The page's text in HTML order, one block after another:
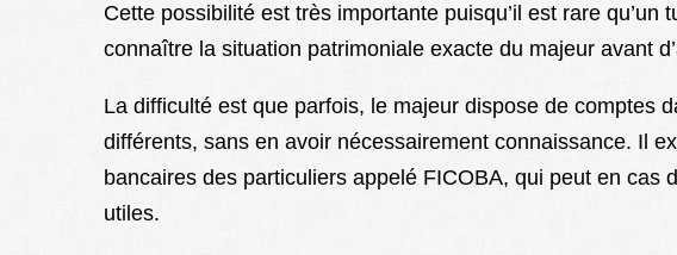
Cette possibilité est très importante puisqu’il est rare
connaître la situation patrimoniale exacte du majeur avant
La difficulté est que parfois, le majeur dispose de comptes
différents, sans en avoir nécessairement connaissance. Il
bancaires des particuliers appelé FICOBA, qui peut en cas
utiles.